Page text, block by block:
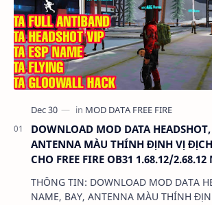
DOWNLOAD MOD DATA
ANTENNA MÀU THÍNH ĐỊNH VỊ
CHO FREE FIRE OB31 1.68.12/
KHÔNG KHÓA NICK
THÔNG TIN: DOWNLOAD MOD DATA HEADSHOT, ESP
NAME, BAY, ANTENNA MÀU THÍNH